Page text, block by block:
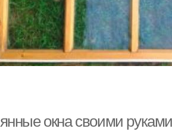
окна своими руками